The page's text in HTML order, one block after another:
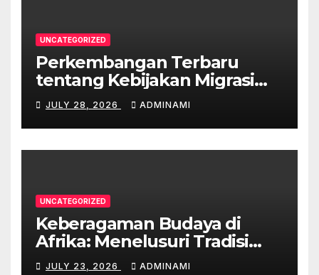
UNCATEGORIZED
Perkembangan Terbaru
tentang Kebijakan Migrasi
Australia
JULY 28, 2026 ADMINAMI
UNCATEGORIZED
Keberagaman Budaya di
Afrika: Menelusuri Tradisi
yang Unik
JULY 23, 2026 ADMINAMI